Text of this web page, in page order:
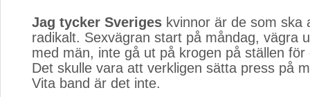
Jag tycker Sveriges kvinnor är de som ska
radikalt. Sexvägran start på måndag, vägra
med män, inte gå ut på krogen på ställen
Det skulle vara att verkligen sätta press på
Vita band är det inte.